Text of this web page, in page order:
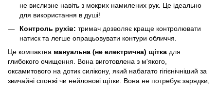
не вислизне навіть з мокрих намилених рук. Це ідеально
для використання в душі!
Контроль рухів: тримач дозволяє краще контролювати
натиск та легше опрацьовувати контури обличчя.
Це компактна мануальна (не електрична) щітка для
глибокого очищення. Вона виготовлена з м'якого,
оксамитового на дотик силікону, який набагато гігієнічніший за
звичайні спонжі чи нейлонові щітки. Вона не потребує зарядки,